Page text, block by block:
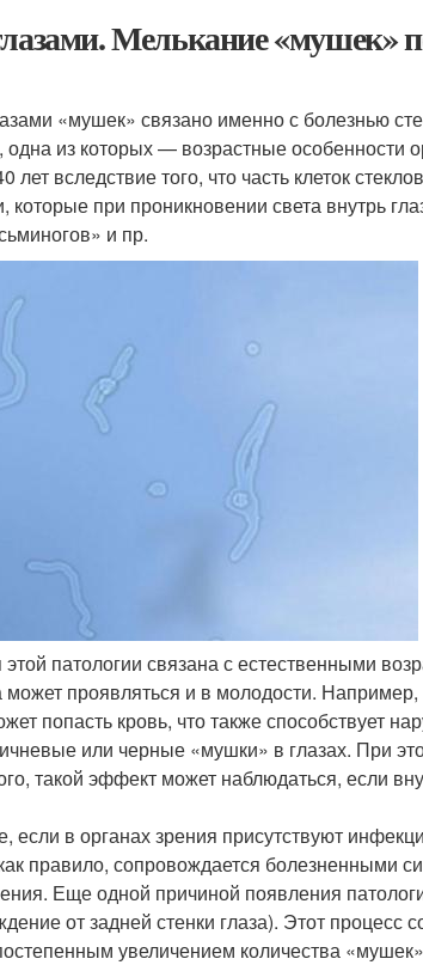
Мелькание «мушек»
«мушек» связано именно с болезнью
из которых — возрастные особенности
вследствие того, что часть клеток
которые при проникновении света внутрь
и пр.
патологии связана с естественными
может проявляться и в молодости.
попасть кровь, что также способствует
или черные «мушки» в глазах. При
такой эффект может наблюдаться, если
если в органах зрения присутствуют
правило, сопровождается болезненными
Еще одной причиной появления
от задней стенки глаза). Этот процесс
увеличением количества